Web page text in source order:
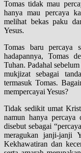
Tomas tidak mau
hanya mau percaya
melihat bekas paku
Yesus.
Tomas baru percaya
hadapannya, Tomas
Tuhan. Padahal
mukjizat sebagai
termasuk Tomas.
mempercayai Yesus?
Tidak sedikit umat
namun hanya
disebut sebagai
meragukan janji-janji
Kekhawatiran dan